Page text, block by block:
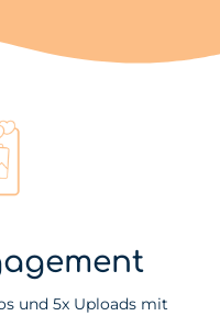
und 5x Uploads mit